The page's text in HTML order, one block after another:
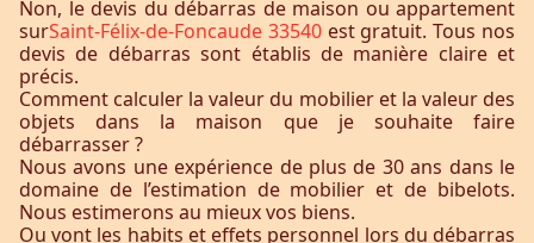
Non, le devis du débarras de maison ou appartement
surSaint-Félix-de-Foncaude 33540 est gratuit. Tous nos
devis de débarras sont établis de manière claire et
précis.
Comment calculer la valeur du mobilier et la valeur des
objets dans la maison que je souhaite faire
débarrasser ?
Nous avons une expérience de plus de 30 ans dans le
domaine de l’estimation de mobilier et de bibelots.
Nous estimerons au mieux vos biens.
Ou vont les habits et effets personnel lors du débarras